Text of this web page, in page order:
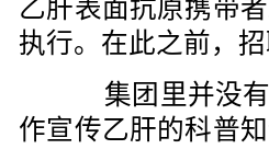
乙肝表面抗原携带
执行。在此之前，
集团里并没有
作宣传乙肝的科普